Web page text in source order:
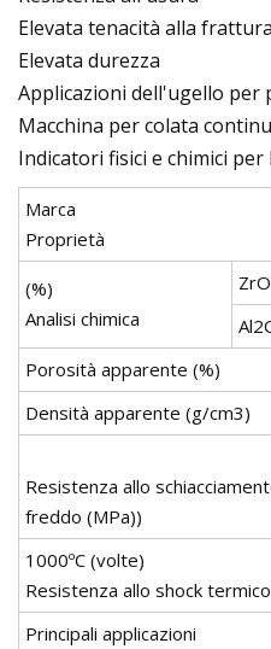
Elevata tenacità alla frattura
Elevata durezza
Applicazioni dell'ugello per
Macchina per colata
Indicatori fisici e chimici
Marca
Proprietà
(%)
Analisi chimica
Porosità apparente (%)
Densità apparente (g/cm3)
Resistenza allo
freddo (MPa))
1000ºC (volte)
Resistenza allo shock
Principali applicazioni